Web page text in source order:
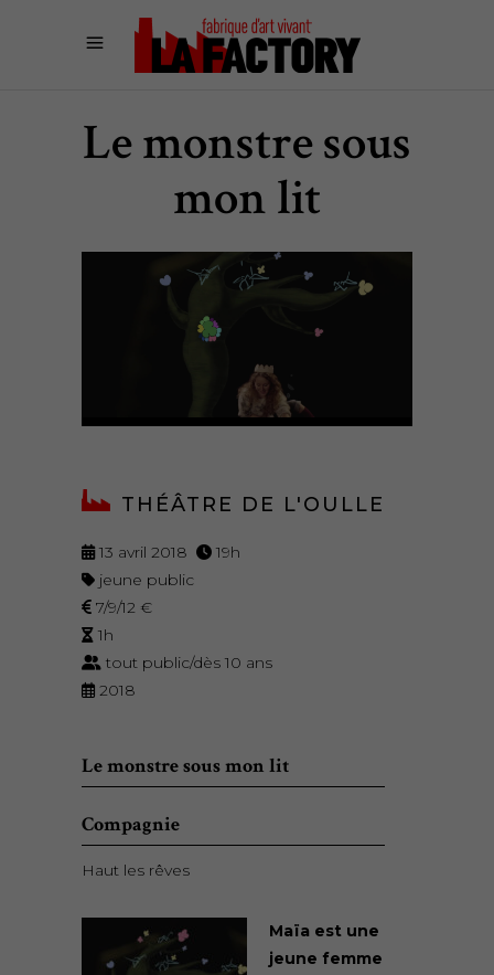
Le monstre sous
mon lit
THÉÂTRE DE L'OULLE
13 avril 2018
19h
jeune public
7/9/12 €
1h
tout public/dès 10 ans
2018
Le monstre sous mon lit
Compagnie
Haut les rêves
Maïa est une
jeune femme